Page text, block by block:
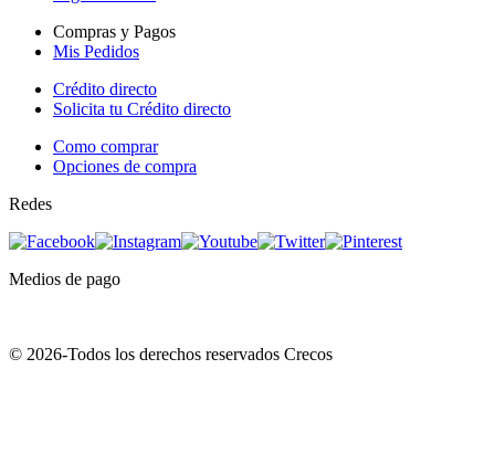
Compras y Pagos
Mis Pedidos
Crédito directo
Solicita tu Crédito directo
Como comprar
Opciones de compra
Redes
Medios de pago
© 2026-Todos los derechos reservados Crecos